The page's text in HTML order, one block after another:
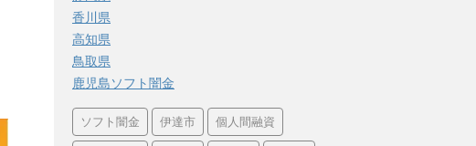
香川県
高知県
鳥取県
鹿児島ソフト闇金
ソフト闇金 伊達市 個人間融資